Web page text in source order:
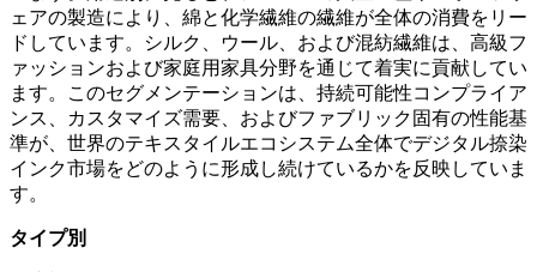
ェアの製造により、綿と化学繊維の繊維が全体の消費をリー
ドしています。シルク、ウール、および混紡繊維は、高級フ
ァッションおよび家庭用家具分野を通じて着実に貢献してい
ます。このセグメンテーションは、持続可能性コンプライア
ンス、カスタマイズ需要、およびファブリック固有の性能基
準が、世界のテキスタイルエコシステム全体でデジタル捺染
インク市場をどのように形成し続けているかを反映していま
す。
タイプ別